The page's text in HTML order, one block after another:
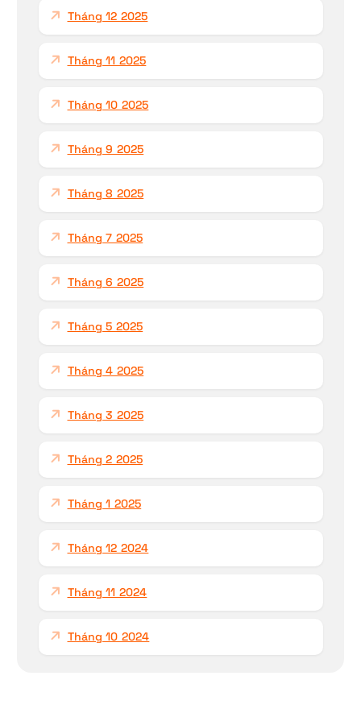
Tháng 12 2025
Tháng 11 2025
Tháng 10 2025
Tháng 9 2025
Tháng 8 2025
Tháng 7 2025
Tháng 6 2025
Tháng 5 2025
Tháng 4 2025
Tháng 3 2025
Tháng 2 2025
Tháng 1 2025
Tháng 12 2024
Tháng 11 2024
Tháng 10 2024